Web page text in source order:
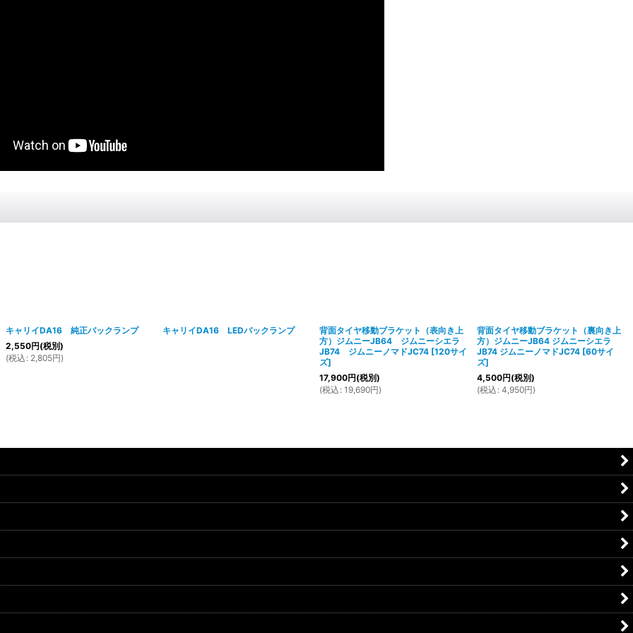
キャリイDA16 純正バックランプ
2,550円(税別)
(税込 : 2,805円)
キャリイDA16 LEDバックランプ
背面タイヤ移動ブラケット（表向き上
方）ジムニーJB64 ジムニーシエラ
JB74 ジムニーノマドJC74 [120サイ
ズ]
17,900円(税別)
(税込 : 19,690円)
背面タイヤ移動ブラケット（裏向き上
方）ジムニーJB64 ジムニーシエラ
JB74 ジムニーノマドJC74 [60サイ
ズ]
4,500円(税別)
(税込 : 4,950円)